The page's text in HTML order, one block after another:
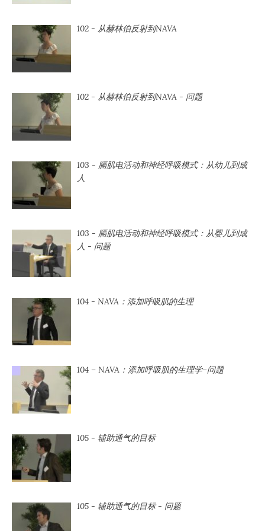
102 - 从赫林伯反射到NAVA
102 - 从赫林伯反射到NAVA - 问题
103 - 膈肌电活动和神经呼吸模式：从幼儿到成
人
103 - 膈肌电活动和神经呼吸模式：从婴儿到成
人 - 问题
104 - NAVA：添加呼吸肌的生理
104 ⁠– NAVA：添加呼吸肌的生理学⁠–问题
105 - 辅助通气的目标
105 - 辅助通气的目标 - 问题